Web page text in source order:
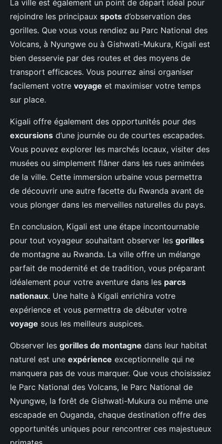
La ville est également un point de départ idéal pour
rejoindre les principaux spots d’observation des
gorilles. Que vous vous rendiez au Parc National des
Volcans, à Nyungwe ou à Gishwati-Mukura, Kigali est
bien desservie par des routes et des moyens de
transport efficaces. Vous pourrez ainsi organiser
facilement votre voyage et maximiser votre temps
sur place.
Kigali offre également des opportunités pour des
excursions d’une journée ou de courtes escapades.
Vous pouvez explorer les marchés locaux, visiter des
musées ou simplement flâner dans les rues animées
de la ville. Cette immersion urbaine vous permettra
de découvrir une autre facette du Rwanda avant de
vous plonger dans les merveilles naturelles du pays.
En conclusion, Kigali est une étape incontournable
pour tout voyageur souhaitant observer les gorilles
de montagne au Rwanda. La ville offre un mélange
parfait de modernité et de tradition, vous préparant
idéalement pour votre aventure dans les parcs
nationaux. Une halte à Kigali enrichira votre
expérience et vous permettra de débuter votre
voyage sous les meilleurs auspices.
Observer les gorilles de montagne dans leur habitat
naturel est une expérience exceptionnelle qui ne
manquera pas de vous marquer. Que vous choisissiez
le Parc National des Volcans, le Parc National de
Nyungwe, la forêt de Gishwati-Mukura ou même une
escapade en Ouganda, chaque destination offre des
opportunités uniques pour rencontrer ces majestueux